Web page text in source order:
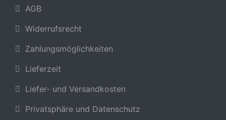
AGB
Widerrufsrecht
Zahlungsmöglichkeiten
Lieferzeit
Liefer- und Versandkosten
Privatsphäre und Datenschutz